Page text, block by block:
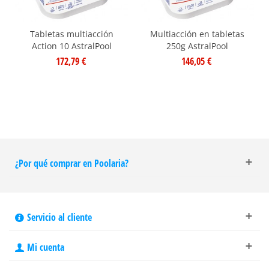
Tabletas multiacción
Action 10 AstralPool
172,79 €
Multiacción en tabletas
250g AstralPool
146,05 €
¿Por qué comprar en Poolaria?
Servicio al cliente
Mi cuenta